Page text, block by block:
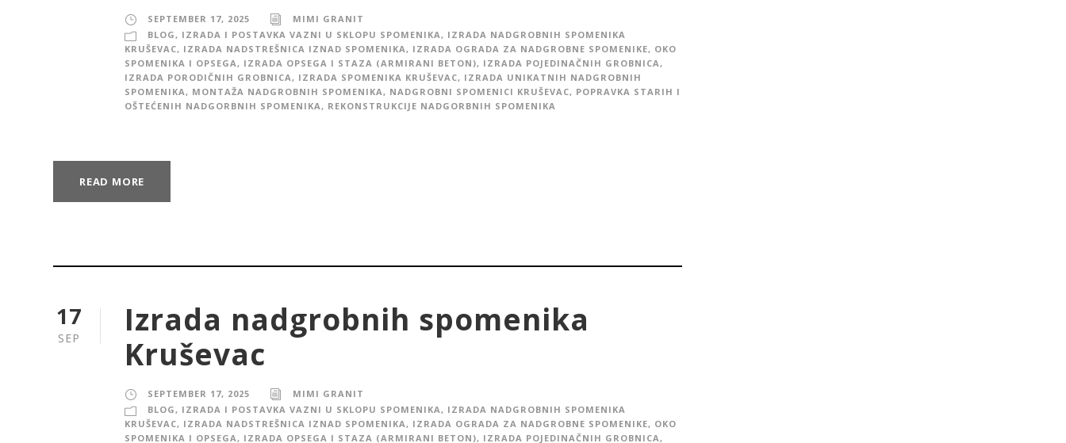
SEPTEMBER 17, 2025
MIMI GRANIT
BLOG , IZRADA I POSTAVKA VAZNI U SKLOPU SPOMENIKA , IZRADA NADGROBNIH SPOMENIKA
KRUŠEVAC, IZRADA NADSTREŠNICA IZNAD SPOMENIKA , IZRADA OGRADA ZA NADGROBNE SPOMENIKE, OKO
SPOMENIKA I OPSEGA , IZRADA OPSEGA I STAZA (ARMIRANI BETON), IZRADA POJEDINAČNIH GROBNICA ,
IZRADA PORODIČNIH GROBNICA , IZRADA SPOMENIKA KRUŠEVAC, IZRADA UNIKATNIH NADGROBNIH
SPOMENIKA , MONTAŽA NADGROBNIH SPOMENIKA , NADGROBNI SPOMENICI KRUŠEVAC, POPRAVKA STARIH I
OŠTEĆENIH NADGORBNIH SPOMENIKA , REKONSTRUKCIJE NADGORBNIH SPOMENIKA
READ MORE
17
SEP
Izrada nadgrobnih spomenika
Kruševac
SEPTEMBER 17, 2025
MIMI GRANIT
BLOG , IZRADA I POSTAVKA VAZNI U SKLOPU SPOMENIKA , IZRADA NADGROBNIH SPOMENIKA
KRUŠEVAC, IZRADA NADSTREŠNICA IZNAD SPOMENIKA , IZRADA OGRADA ZA NADGROBNE SPOMENIKE, OKO
SPOMENIKA I OPSEGA , IZRADA OPSEGA I STAZA (ARMIRANI BETON), IZRADA POJEDINAČNIH GROBNICA ,